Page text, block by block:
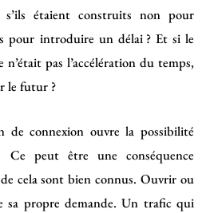
étaient construits non pour
pour introduire un délai ? Et si le
pas l’accélération du temps,
le futur ?
de connexion ouvre la possibilité
Ce peut être une conséquence
cela sont bien connus. Ouvrir ou
sa propre demande. Un trafic qui